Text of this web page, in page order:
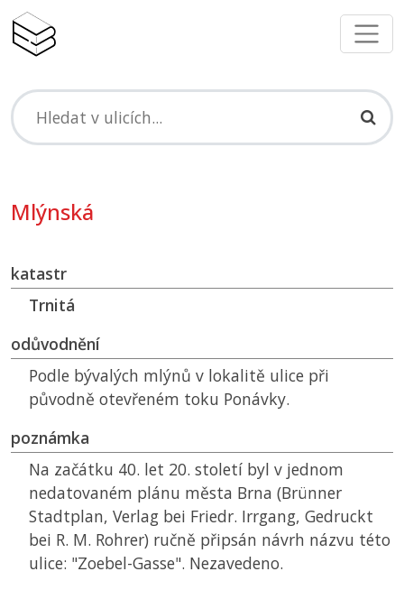
Mlýnská
katastr
Trnitá
odůvodnění
Podle bývalých mlýnů v lokalitě ulice při
původně otevřeném toku Ponávky.
poznámka
Na začátku 40. let 20. století byl v jednom
nedatovaném plánu města Brna (Brünner
Stadtplan, Verlag bei Friedr. Irrgang, Gedruckt
bei R. M. Rohrer) ručně připsán návrh názvu této
ulice: "Zoebel-Gasse". Nezavedeno.